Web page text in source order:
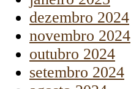
dezembro 2024
novembro 2024
outubro 2024
setembro 2024